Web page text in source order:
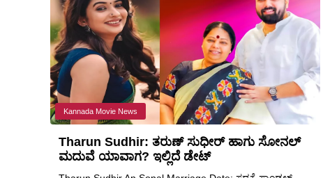
Kannada Movie News
Tharun Sudhir: ತರುಣ್ ಸುಧೀರ್ ಹಾಗು ಸೋನಲ್
ಮದುವೆ ಯಾವಾಗ? ಇಲ್ಲಿದೆ ಡೇಟ್